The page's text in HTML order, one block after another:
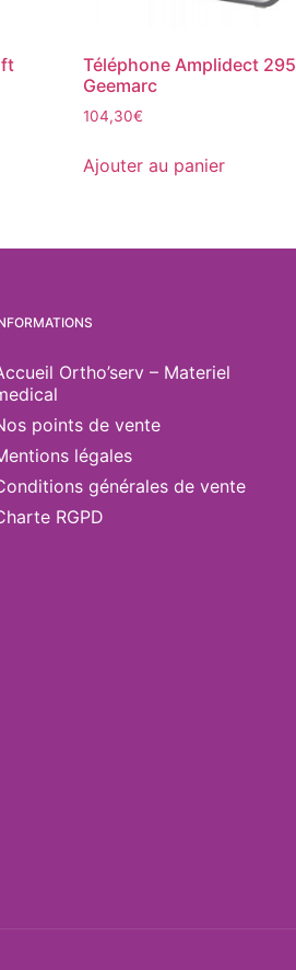
Téléphone Amplidect 295
Geemarc
104,30€
Ajouter au panier
Ortho’serv – Materiel
points de vente
légales
générales de vente
RGPD